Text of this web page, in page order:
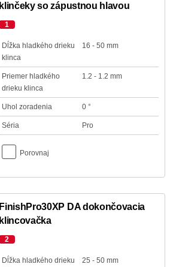
klinčeky so zápustnou hlavou
1
Dĺžka hladkého drieku
klinca
16 - 50 mm
Priemer hladkého
drieku klinca
1.2 - 1.2 mm
Uhol zoradenia 0 °
Séria Pro
Porovnaj
FinishPro30XP DA dokončovacia
klincovačka
2
Dĺžka hladkého drieku
25 - 50 mm